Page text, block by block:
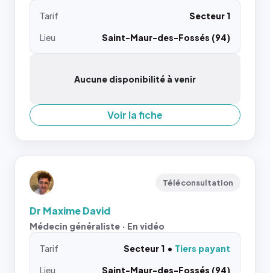
Tarif
Secteur 1
Lieu
Saint-Maur-des-Fossés (94)
Aucune disponibilité à venir
Voir la fiche
Téléconsultation
Dr Maxime David
Médecin généraliste · En vidéo
Tarif Secteur 1
Tiers payant
Lieu
Saint-Maur-des-Fossés (94)